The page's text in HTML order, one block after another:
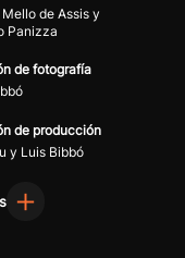
de Assis y
Panizza
de fotografía
de producción
y Luis Bibbó